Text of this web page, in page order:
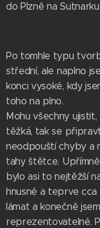
do Plzně na Sutnarku.
Po tomhle typu
střední, ale naplno
konci vysoké, kdy
toho na plno.
Mohu všechny
těžká, tak se
neodpouští chyby a
tahy štětce.
bylo asi to nejtěžší
hnusné a teprve
lámat a konečně
reprezentovatelné.